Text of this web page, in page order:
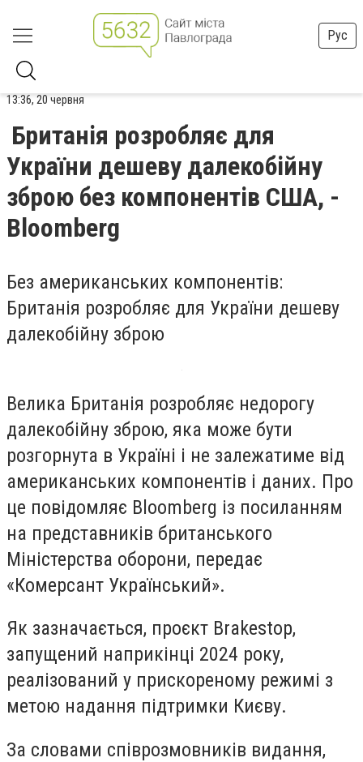
Рус
13:36, 20 червня
Британія розробляє для
України дешеву далекобійну
зброю без компонентів США, -
Bloomberg
Без американських компонентів:
Британія розробляє для України дешеву
далекобійну зброю
Велика Британія розробляє недорогу
далекобійну зброю, яка може бути
розгорнута в Україні і не залежатиме від
американських компонентів і даних. Про
це повідомляє Bloomberg із посиланням
на представників британського
Міністерства оборони, передає
«Комерсант Український».
Як зазначається, проєкт Brakestop,
запущений наприкінці 2024 року,
реалізований у прискореному режимі з
метою надання підтримки Києву.
За словами співрозмовників видання,